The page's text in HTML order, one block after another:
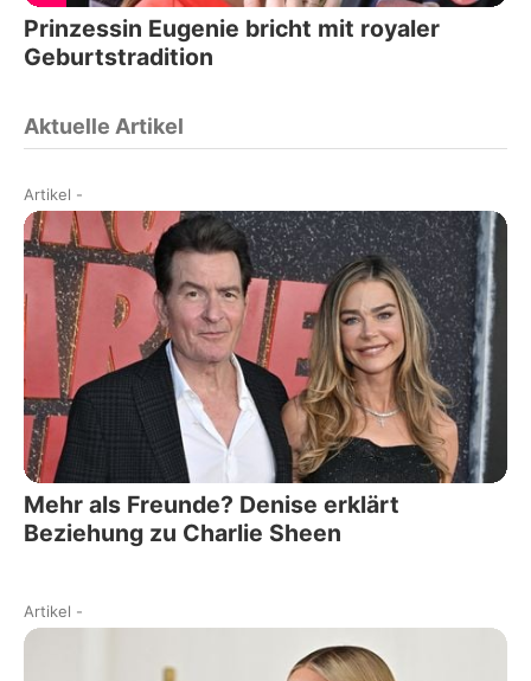
Prinzessin Eugenie bricht mit royaler
Geburtstradition
Aktuelle Artikel
Artikel -
Mehr als Freunde? Denise erklärt
Beziehung zu Charlie Sheen
Artikel -